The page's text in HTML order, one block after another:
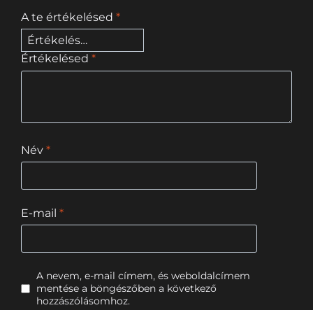
A te értékelésed *
Értékelésed *
Név *
E-mail *
A nevem, e-mail címem, és weboldalcímem
mentése a böngészőben a következő
hozzászólásomhoz.